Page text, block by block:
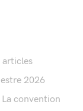
articles
2026
convention